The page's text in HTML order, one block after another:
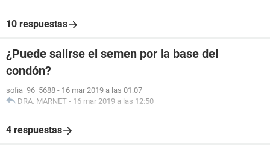
10 respuestas
¿Puede salirse el semen por la base del
condón?
sofia_96_5688 - 16 mar 2019 a las 01:07
DRA. MARNET - 16 mar 2019 a las 12:50
4 respuestas